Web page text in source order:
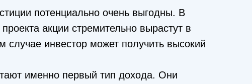
потенциально очень выгодны. В
акции стремительно вырастут в
инвестор может получить высокий
именно первый тип дохода. Они